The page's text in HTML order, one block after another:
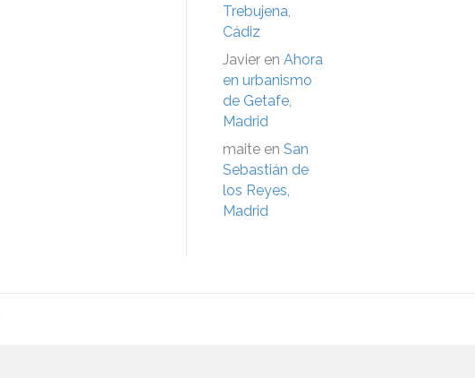
Trebujena,
Cádiz
Javier en Ahora
en urbanismo
de Getafe,
Madrid
maite en San
Sebastián de
los Reyes,
Madrid